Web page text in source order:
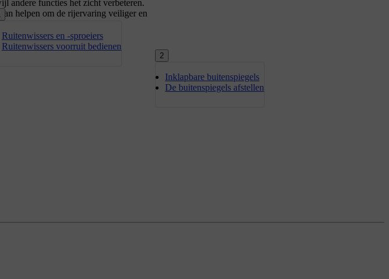
Ruitenwissers en -sproeiers
Ruitenwissers voorruit bedienen
2
Inklapbare buitenspiegels
De buitenspiegels afstellen
andere functies het zicht verbeteren.
helpen om de rijervaring veiliger en